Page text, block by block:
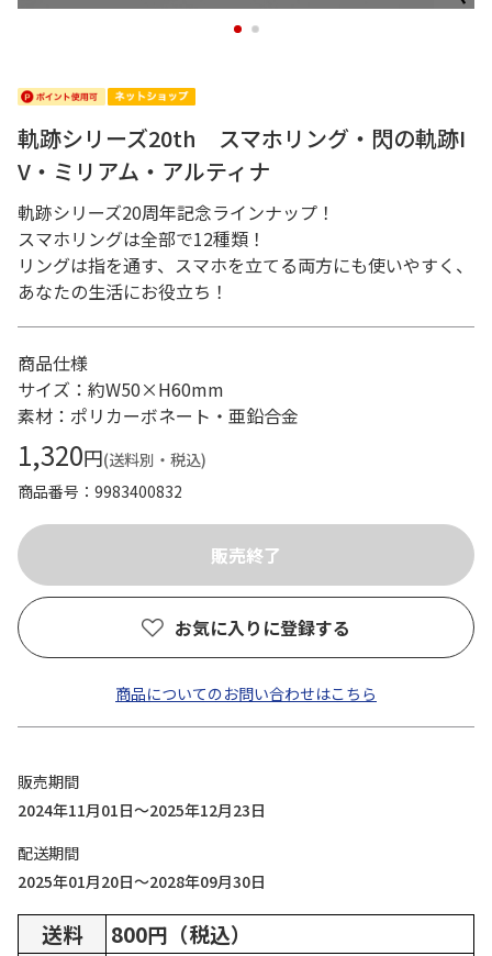
1 2
軌跡シリーズ20th スマホリング・閃の軌跡I
V・ミリアム・アルティナ
軌跡シリーズ20周年記念ラインナップ！
スマホリングは全部で12種類！
リングは指を通す、スマホを立てる両方にも使いやすく、
あなたの生活にお役立ち！
商品仕様
サイズ：約W50×H60mm
素材：ポリカーボネート・亜鉛合金
1,320円(送料別・税込)
商品番号
9983400832
お気に入りに登録する
商品についてのお問い合わせはこちら
販売期間
2024年11月01日～2025年12月23日
配送期間
2025年01月20日～2028年09月30日
送料
800円（税込）